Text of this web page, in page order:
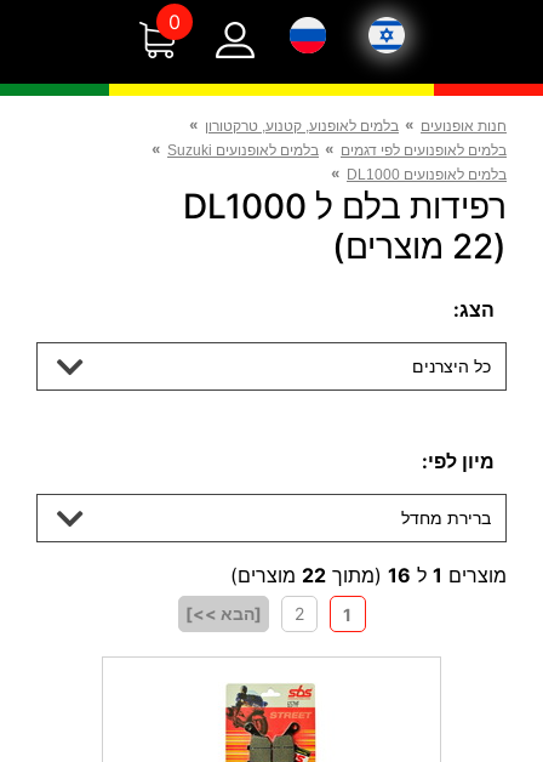
0
חנות אופנועים » בלמים לאופנוע, קטנוע, טרקטורון »
בלמים לאופנועים לפי דגמים » בלמים לאופנועים Suzuki »
בלמים לאופנועים DL1000 »
רפידות בלם ל DL1000
(22 מוצרים)
הצג:
כל היצרנים
מיון לפי:
ברירת מחדל
מוצרים 1 ל 16 (מתוך 22 מוצרים)
1
2 [הבא >>]